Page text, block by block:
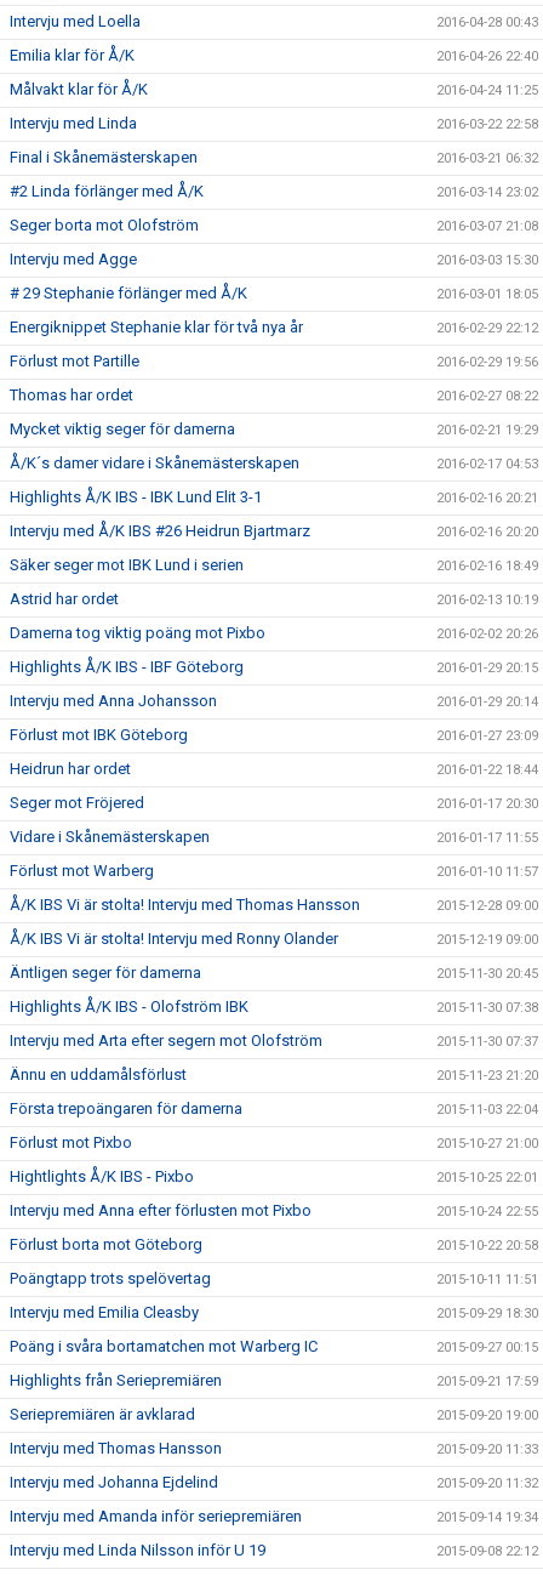
Intervju med Loella 2016-04-28 00:43
Emilia klar för Å/K 2016-04-26 22:40
Målvakt klar för Å/K 2016-04-24 11:25
Intervju med Linda 2016-03-22 22:58
Final i Skånemästerskapen 2016-03-21 06:32
#2 Linda förlänger med Å/K 2016-03-14 23:02
Seger borta mot Olofström 2016-03-07 21:08
Intervju med Agge 2016-03-03 15:30
# 29 Stephanie förlänger med Å/K 2016-03-01 18:05
Energiknippet Stephanie klar för två nya år 2016-02-29 22:12
Förlust mot Partille 2016-02-29 19:56
Thomas har ordet 2016-02-27 08:22
Mycket viktig seger för damerna 2016-02-21 19:29
Å/K´s damer vidare i Skånemästerskapen 2016-02-17 04:53
Highlights Å/K IBS - IBK Lund Elit 3-1 2016-02-16 20:21
Intervju med Å/K IBS #26 Heidrun Bjartmarz 2016-02-16 20:20
Säker seger mot IBK Lund i serien 2016-02-16 18:49
Astrid har ordet 2016-02-13 10:19
Damerna tog viktig poäng mot Pixbo 2016-02-02 20:26
Highlights Å/K IBS - IBF Göteborg 2016-01-29 20:15
Intervju med Anna Johansson 2016-01-29 20:14
Förlust mot IBK Göteborg 2016-01-27 23:09
Heidrun har ordet 2016-01-22 18:44
Seger mot Fröjered 2016-01-17 20:30
Vidare i Skånemästerskapen 2016-01-17 11:55
Förlust mot Warberg 2016-01-10 11:57
Å/K IBS Vi är stolta! Intervju med Thomas Hansson 2015-12-28 09:00
Å/K IBS Vi är stolta! Intervju med Ronny Olander 2015-12-19 09:00
Äntligen seger för damerna 2015-11-30 20:45
Highlights Å/K IBS - Olofström IBK 2015-11-30 07:38
Intervju med Arta efter segern mot Olofström 2015-11-30 07:37
Ännu en uddamålsförlust 2015-11-23 21:20
Första trepoängaren för damerna 2015-11-03 22:04
Förlust mot Pixbo 2015-10-27 21:00
Hightlights Å/K IBS - Pixbo 2015-10-25 22:01
Intervju med Anna efter förlusten mot Pixbo 2015-10-24 22:55
Förlust borta mot Göteborg 2015-10-22 20:58
Poängtapp trots spelövertag 2015-10-11 11:51
Intervju med Emilia Cleasby 2015-09-29 18:30
Poäng i svåra bortamatchen mot Warberg IC 2015-09-27 00:15
Highlights från Seriepremiären 2015-09-21 17:59
Seriepremiären är avklarad 2015-09-20 19:00
Intervju med Thomas Hansson 2015-09-20 11:33
Intervju med Johanna Ejdelind 2015-09-20 11:32
Intervju med Amanda inför seriepremiären 2015-09-14 19:34
Intervju med Linda Nilsson inför U 19 2015-09-08 22:12